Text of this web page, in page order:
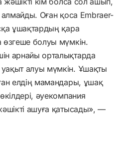
алмайды. Оған қоса Embraer-
ұшақтардың қара
өзгеше болуы мүмкін.
арнайы орталықтарда
алуы мүмкін. Ұшақты
елдің мамандары, ұшақ
әуекомпания
ашуға қатысады», —